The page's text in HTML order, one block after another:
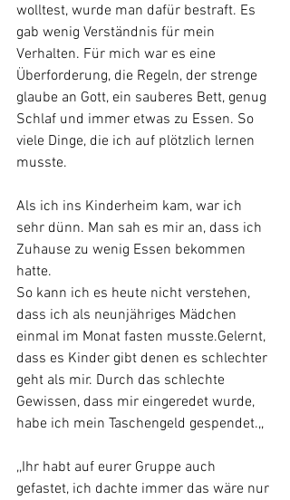
wolltest, wurde man dafür bestraft. Es
gab wenig Verständnis für mein
Verhalten. Für mich war es eine
Überforderung, die Regeln, der strenge
glaube an Gott, ein sauberes Bett, genug
Schlaf und immer etwas zu Essen. So
viele Dinge, die ich auf plötzlich lernen
musste.
Als ich ins Kinderheim kam, war ich
sehr dünn. Man sah es mir an, dass ich
Zuhause zu wenig Essen bekommen
hatte.
So kann ich es heute nicht verstehen,
dass ich als neunjähriges Mädchen
einmal im Monat fasten musste.Gelernt,
dass es Kinder gibt denen es schlechter
geht als mir. Durch das schlechte
Gewissen, dass mir eingeredet wurde,
habe ich mein Taschengeld gespendet.,,
,,Ihr habt auf eurer Gruppe auch
gefastet, ich dachte immer das wäre nur